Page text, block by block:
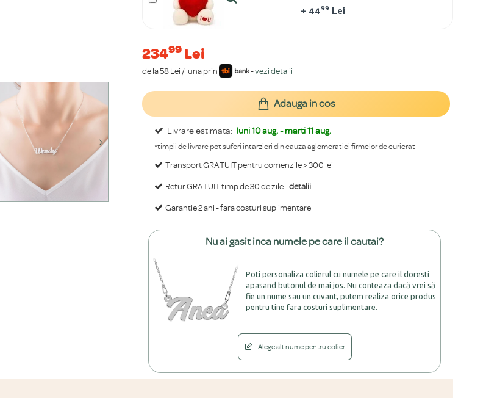
Livrare estimata: luni 10 aug. - marti 11 aug.
*timpii de livrare pot suferi intarzieri din cauza aglomeratiei firmelor de curierat
Transport GRATUIT pentru comenzile > 300 lei
Retur GRATUIT timp de 30 de zile -detalii
Garantie 2 ani - fara costuri suplimentare
23499 Lei
de la 58 Lei / luna prin -vezi detalii
+ 4499 Lei
Adauga in cos
Nu ai gasit inca numele pe care il cautai?
Poti personaliza colierul cu numele pe care il doresti
apasand butonul de mai jos. Nu conteaza dacă vrei să
fie un nume sau un cuvant, putem realiza orice produs
pentru tine fara costuri suplimentare.
Alege alt nume pentru colier